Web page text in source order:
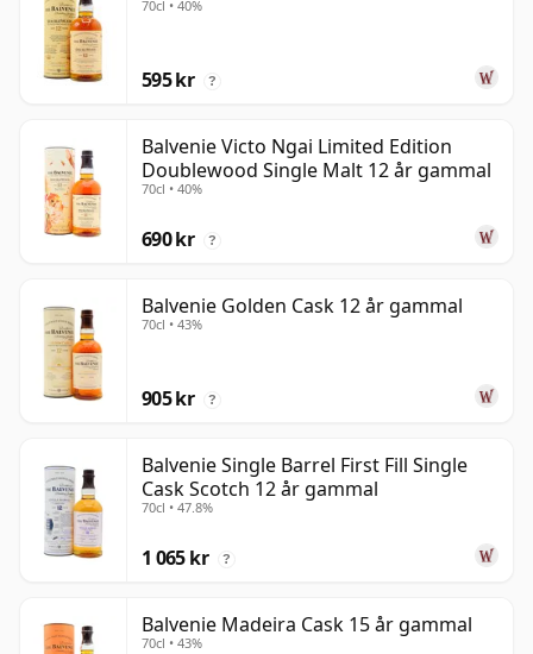
70cl • 40%
595 kr ?
Balvenie Victo Ngai Limited Edition
Doublewood Single Malt 12 år gammal
70cl • 40%
690 kr ?
Balvenie Golden Cask 12 år gammal
70cl • 43%
905 kr ?
Balvenie Single Barrel First Fill Single
Cask Scotch 12 år gammal
70cl • 47.8%
1 065 kr ?
Balvenie Madeira Cask 15 år gammal
70cl • 43%